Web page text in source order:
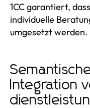
1CC garantiert,
individuelle
umgesetzt werden.
Integration